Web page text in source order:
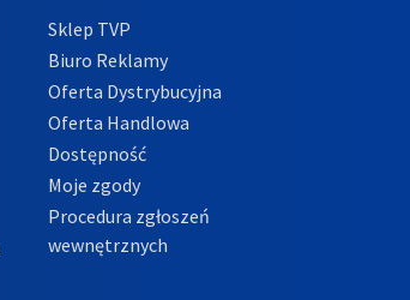
Sklep TVP
Biuro Reklamy
Oferta Dystrybucyjna
Oferta Handlowa
Dostępność
Moje zgody
Procedura zgłoszeń
wewnętrznych